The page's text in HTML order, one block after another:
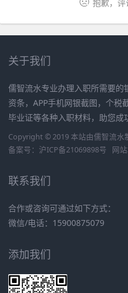
抱歉，评
关于我们
儒智流水专业办理入职所需要
资条，APP手机网银截图，个税
毕业证等各种入职材料，助您成
Copyright © 2019 本站由儒智流水
备案号： 沪ICP备21069898号 网
联系我们
合作或咨询可通过如下方式：
微信/电话：15900875079
添加我们